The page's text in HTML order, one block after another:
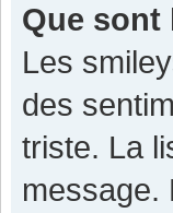
Que sont
Les
des
triste. La
message.